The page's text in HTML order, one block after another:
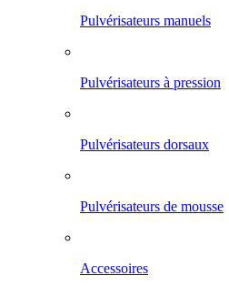
Pulvérisateurs manuels
Pulvérisateurs à pression
Pulvérisateurs dorsaux
Pulvérisateurs de mousse
Accessoires